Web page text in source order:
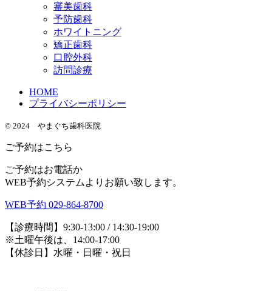
審美歯科
予防歯科
ホワイトニング
矯正歯科
口腔外科
訪問診療
HOME
プライバシーポリシー
© 2024 やまぐち歯科医院
ご予約はこちら
ご予約はお電話か
WEB予約システムよりお願い致します。
WEB予約 029-864-8700
【診療時間】9:30-13:00 / 14:30-19:00
※土曜午後は、14:00-17:00
【休診日】水曜・日曜・祝日